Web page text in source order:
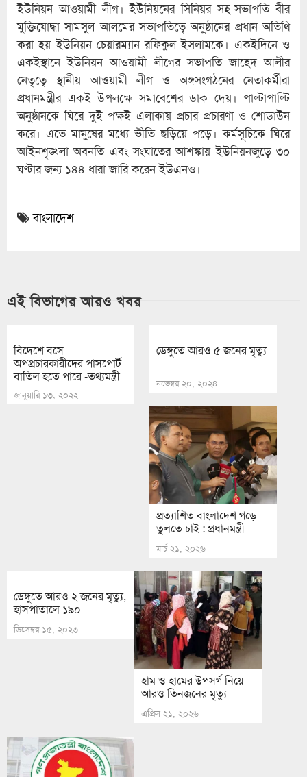
ইউনিয়ন আওয়ামী লীগ। ইউনিয়নের সিনিয়র সহ-সভাপতি বীর
মুক্তিযোদ্ধা সামসুল আলমের সভাপতিত্বে অনুষ্ঠানের প্রধান অতিথি
করা হয় ইউনিয়ন চেয়ারম্যান রফিকুল ইসলামকে। একইদিনে ও
একইস্থানে ইউনিয়ন আওয়ামী লীগের সভাপতি জাহেদ আলীর
নেতৃত্বে স্থানীয় আওয়ামী লীগ ও অঙ্গসংগঠনের নেতাকর্মীরা
প্রধানমন্ত্রীর একই উপলক্ষে সমাবেশের ডাক দেয়। পাল্টাপাল্টি
অনুষ্ঠানকে ঘিরে দুই পক্ষই এলাকায় প্রচার প্রচারণা ও শোডাউন
করে। এতে মানুষের মধ্যে ভীতি ছড়িয়ে পড়ে। কর্মসূচিকে ঘিরে
আইনশৃঙ্খলা অবনতি এবং সংঘাতের আশঙ্কায় ইউনিয়নজুড়ে ৩০
ঘণ্টার জন্য ১৪৪ ধারা জারি করেন ইউএনও।
বাংলাদেশ
এই বিভাগের আরও খবর
বিদেশে বসে
অপপ্রচারকারীদের পাসপোর্ট
বাতিল হতে পারে -তথ্যমন্ত্রী
জানুয়ারি ১৩, ২০২২
ডেঙ্গুতে আরও ৫ জনের মৃত্যু
নভেম্বর ২০, ২০২৪
প্রত্যাশিত বাংলাদেশ গড়ে
তুলতে চাই : প্রধানমন্ত্রী
মার্চ ২১, ২০২৬
ডেঙ্গুতে আরও ২ জনের মৃত্যু,
হাসপাতালে ১৯০
ডিসেম্বর ১৫, ২০২৩
হাম ও হামের উপসর্গ নিয়ে
আরও তিনজনের মৃত্যু
এপ্রিল ২১, ২০২৬